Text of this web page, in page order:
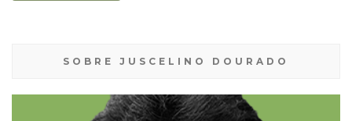
SOBRE JUSCELINO DOURADO